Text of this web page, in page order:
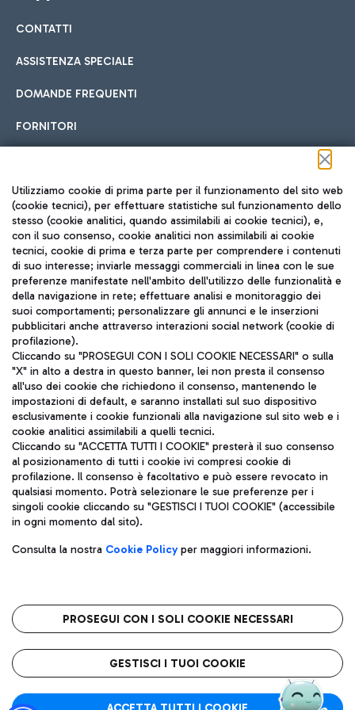
Cucina Internazionale
Fast Food
Pizza
Gelateria
Wine Bar & Sparkling
Hotel in aeroporto
Scegli l'alloggio più adatto e approfitta della vicinanza
all'aeroporto.
Car sharing
Con il Car Sharing è ancora più facile spostarsi
Treno
Raggiungi velocemente l'aeroporto di Fiumicino da Roma
tramite i servizi ferroviari Trenitalia.
Autobus
Scopri le linee di autobus per raggiungere l'aeroporto
Leonardo Da Vinci.
Raggiungi l’aeroporto senza pensieri con il servizio di taxi a
Ristoranti
Scopri la nostra offerta per una pausa gustosa in aeroporto
Mappa Aeroporto Fiumicino
CONTATTI
ASSISTENZA SPECIALE
DOMANDE FREQUENTI
FORNITORI
Seguici sui social
TRAVEL JOURNAL
ITA
Aeroporti di Roma S.p.A. - Società soggetta a direzione e
coordinamento di Mundys S.p.A.
Codice fiscale e Registro delle Imprese di Roma 13032990155 P.
IVA 06572251004
Capitale sociale 62.224.743,00 int. vers.
Sede legale: Via Pier Paolo Racchetti 1 - 00054 Fiumicino (RM)
telefono +39 06 65951
Privacy policy
Note legali
Roma FCO
L'aeroporto stellato
Utilizziamo cookie di prima parte per il funzionamento del sito web
(cookie tecnici), per effettuare statistiche sul funzionamento dello
stesso (cookie analitici, quando assimilabili ai cookie tecnici), e,
con il suo consenso, cookie analitici non assimilabili ai cookie
tecnici, cookie di prima e terza parte per comprendere i contenuti
di suo interesse; inviarle messaggi commerciali in linea con le sue
preferenze manifestate nell'ambito dell'utilizzo delle funzionalità e
della navigazione in rete; effettuare analisi e monitoraggio dei
suoi comportamenti; personalizzare gli annunci e le inserzioni
pubblicitari anche attraverso interazioni social network (cookie di
profilazione).
Cliccando su "PROSEGUI CON I SOLI COOKIE NECESSARI" o sulla
"X" in alto a destra in questo banner, lei non presta il consenso
all'uso dei cookie che richiedono il consenso, mantenendo le
impostazioni di default, e saranno installati sul suo dispositivo
esclusivamente i cookie funzionali alla navigazione sul sito web e i
cookie analitici assimilabili a quelli tecnici.
Cliccando su "ACCETTA TUTTI I COOKIE" presterà il suo consenso
al posizionamento di tutti i cookie ivi compresi cookie di
profilazione. Il consenso è facoltativo e può essere revocato in
qualsiasi momento. Potrà selezionare le sue preferenze per i
singoli cookie cliccando su "GESTISCI I TUOI COOKIE" (accessibile
in ogni momento dal sito).
Consulta la nostra Cookie Policyper maggiori informazioni.
PROSEGUI CON I SOLI COOKIE NECESSARI
GESTISCI I TUOI COOKIE